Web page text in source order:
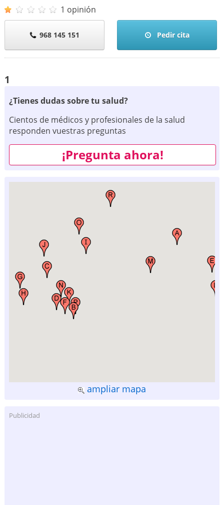
1 opinión
968 145 151 Pedir cita
1
¿Tienes dudas sobre tu salud?
Cientos de médicos y profesionales de la salud
responden vuestras preguntas
¡Pregunta ahora!
ampliar mapa
Publicidad